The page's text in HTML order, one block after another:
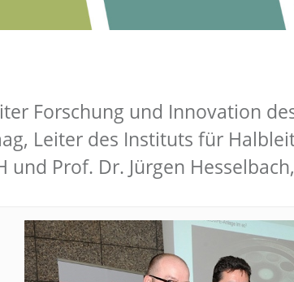
Forschung und Innovation
Leiter des Instituts für
Prof. Dr. Jürgen